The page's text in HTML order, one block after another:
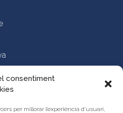
consentiment
per millorar l’experiència d’usuari,